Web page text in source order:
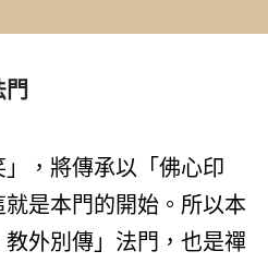
門
，將傳承以「佛心印
是本門的開始。所以本
外別傳」法門，也是禪